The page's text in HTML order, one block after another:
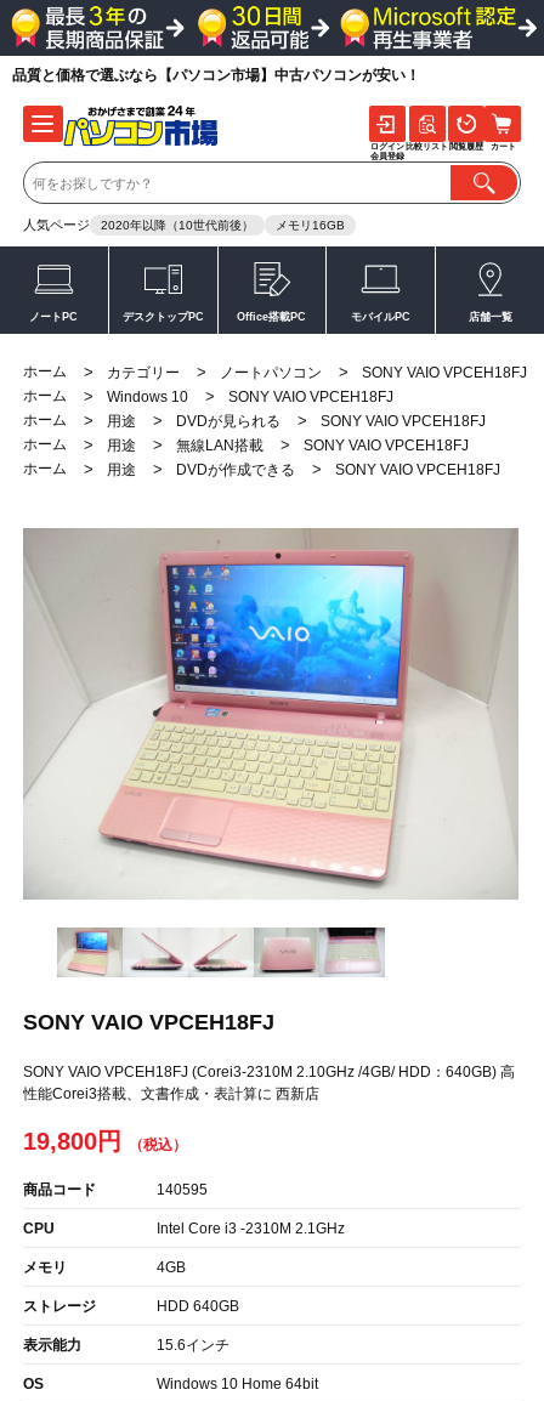
品質と価格で選ぶなら【パソコン市場】中古パソコンが安い！
人気ページ 2020年以降（10世代前後） メモリ16GB
ログイン
会員登録
比較リスト 閲覧履歴 カート
ノートPC デスクトップPC Office搭載PC モバイルPC 店舗一覧
ホーム > カテゴリー > ノートパソコン >
SONY VAIO VPCEH18FJ
ホーム
> Windows 10 >
SONY VAIO VPCEH18FJ
ホーム
> 用途 > DVDが見られる >
SONY VAIO VPCEH18FJ
ホーム
> 用途 > 無線LAN搭載 >
SONY VAIO VPCEH18FJ
ホーム
> 用途 > DVDが作成できる > SONY VAIO VPCEH18FJ
SONY VAIO VPCEH18FJ
SONY VAIO VPCEH18FJ (Corei3-2310M 2.10GHz /4GB/ HDD：640GB) 高
性能Corei3搭載、文書作成・表計算に 西新店
19,800円
商品コード 140595
CPU Intel Core i3 -2310M 2.1GHz
メモリ 4GB
ストレージ HDD 640GB
表示能力 15.6インチ
OS Windows 10 Home 64bit